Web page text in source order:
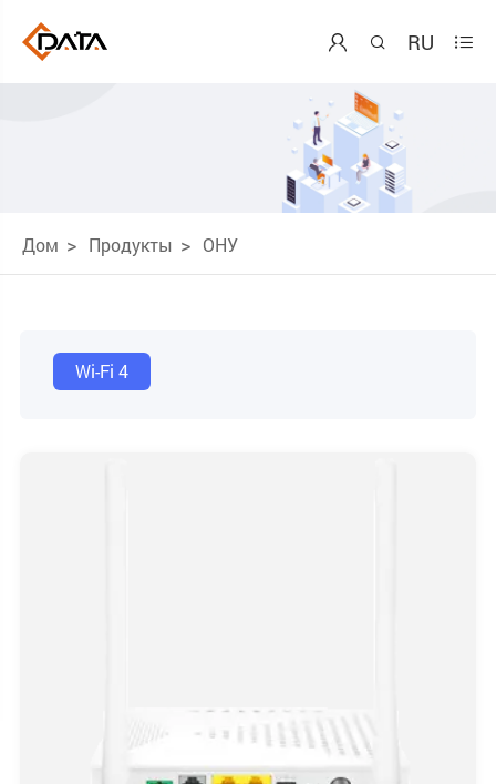
  RU 
Дом Продукты ОНУ
Wi-Fi 4